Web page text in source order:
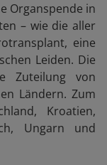
Organspende in
– wie die aller
eine
Leiden. Die
Zuteilung von
Ländern. Zum
Kroatien,
Ungarn und